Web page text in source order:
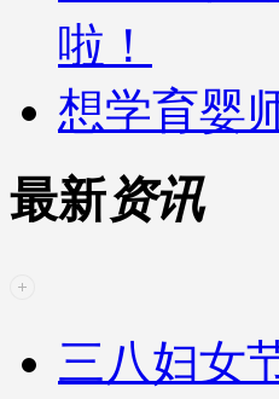
啦！
想学育婴
最新资讯
三八妇女